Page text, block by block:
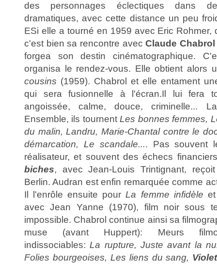
des personnages éclectiques dans
dramatiques, avec cette distance un peu
ESi elle a tourné en 1959 avec Eric
c'est bien sa rencontre avecClaude Chabrol
forgea son destin cinématographique.
organisa le rendez-vous. Elle obtient alors
cousins (1959). Chabrol et elle entament
qui sera fusionnelle à l'écran.Il lui fera
angoissée, calme, douce, criminelle...
Ensemble, ils tournentLes bonnes femmes,
du malin, Landru, Marie-Chantal contre le
démarcation, Le scandale.... Pas souvent
réalisateur, et souvent des échecs
biches, avec Jean-Louis Trintignant,
Berlin. Audran est enfin remarquée comme
Il l'enrôle ensuite pourLa femme infidèle
avec Jean Yanne (1970), film noir sous
impossible. Chabrol continue ainsi sa
muse (avant Huppert): Meurs
indissociables:La rupture, Juste avant la
Folies bourgeoises, Les liens du sang,